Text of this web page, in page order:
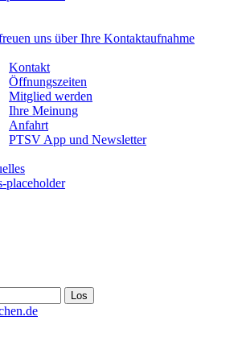
uns über Ihre Kontaktaufnahme
Kontakt
Öffnungszeiten
Mitglied werden
Ihre Meinung
Anfahrt
PTSV App und Newsletter
placeholder